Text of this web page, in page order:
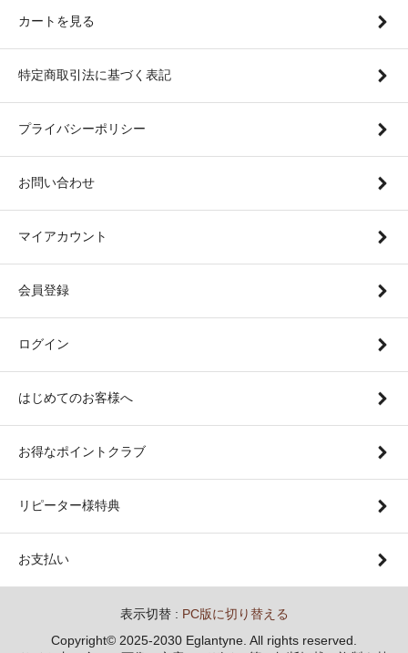
カートを見る
特定商取引法に基づく表記
プライバシーポリシー
お問い合わせ
マイアカウント
会員登録
ログイン
はじめてのお客様へ
お得なポイントクラブ
リピーター様特典
お支払い
表示切替 : PC版に切り替える
Copyright© 2025-2030 Eglantyne. All rights reserved.